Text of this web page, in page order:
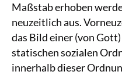
Maßstab erhoben
neuzeitlich aus.
das Bild einer (von
statischen sozialen
innerhalb dieser